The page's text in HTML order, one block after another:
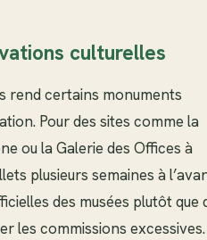
culturelles
rend certains monuments
Pour des sites comme la
ou la Galerie des Offices à
plusieurs semaines à
des musées plutôt que
les commissions excessives.